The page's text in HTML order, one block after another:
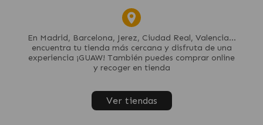
En Madrid, Barcelona, Jerez, Ciudad Real, Valencia...
encuentra tu tienda más cercana y disfruta de una
experiencia ¡GUAW! También puedes comprar online
y recoger en tienda
Ver tiendas